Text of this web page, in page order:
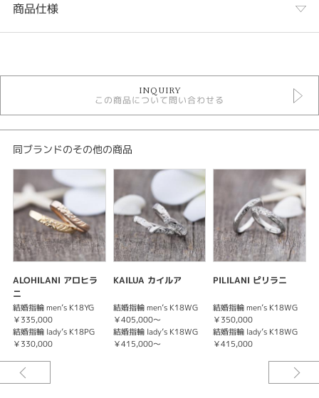
商品仕様
結婚指輪
性別
紹介文
KAUNUカウヌ
(深い気持ち)
その昔、愛しさを伝えるために、
言語よりも先に形となって生まれたハワイアンジュエリー。
それは言葉よりも直接的で情熱的な、
心のカタチそのもの。
※税込み価格になります。
INQUIRY
この商品について問い合わせる
同ブランドのその他の商品
ALOHILANI アロヒラ
ニ
結婚指輪 men’s K18YG
￥335,000
結婚指輪 lady’s K18PG
￥330,000
KAILUA カイルア
結婚指輪 men’s K18WG
￥405,000～
結婚指輪 lady’s K18WG
￥415,000～
PILILANI ピリラニ
結婚指輪 men’s K18WG
￥350,000
結婚指輪 lady’s K18WG
￥415,000